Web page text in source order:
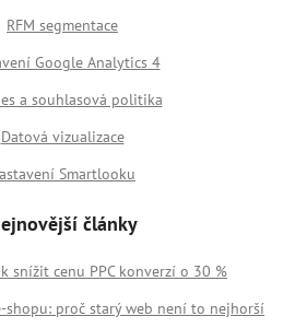
RFM segmentace
Google Analytics 4
a souhlasová politika
Datová vizualizace
Smartlooku
články
snížit cenu PPC konverzí o 30 %
shopu: proč starý web není to nejhorší